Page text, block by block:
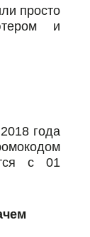
просто
и
года
с 01